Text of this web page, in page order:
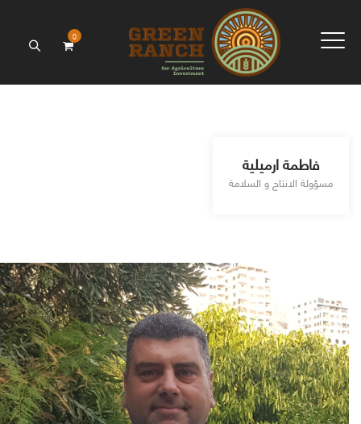
0
فاطمة ارميلية
مسؤولة الانتاج و السلامة